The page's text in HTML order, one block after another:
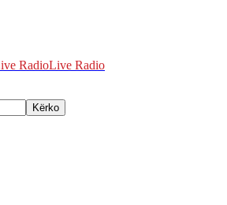
Live Radio